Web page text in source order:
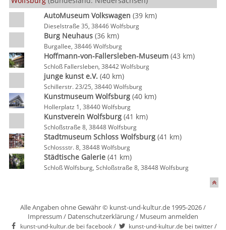
AutoMuseum Volkswagen (39 km)
Dieselstraße 35, 38446 Wolfsburg
Burg Neuhaus(36 km)
Burgallee, 38446 Wolfsburg
Hoffmann-von-Fallersleben-Museum(43 km)
Schloß Fallersleben, 38442 Wolfsburg
junge kunst e.V.(40 km)
Schillerstr. 23/25, 38440 Wolfsburg
Kunstmuseum Wolfsburg(40 km)
Hollerplatz 1, 38440 Wolfsburg
Kunstverein Wolfsburg(41 km)
Schloßstraße 8, 38448 Wolfsburg
Stadtmuseum Schloss Wolfsburg(41 km)
Schlossstr. 8, 38448 Wolfsburg
Städtische Galerie(41 km)
Schloß Wolfsburg, Schloßstraße 8, 38448 Wolfsburg
Alle Angaben ohne Gewähr © kunst-und-kultur.de 1995-2026 /
Impressum / Datenschutzerklärung/ Museum anmelden
kunst-und-kultur.de bei facebook/ kunst-und-kultur.de bei twitter/